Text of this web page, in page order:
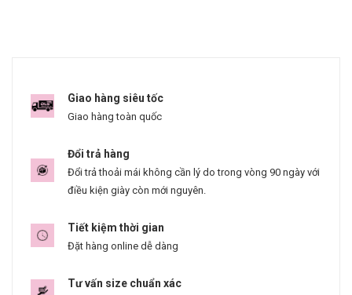
Giao hàng siêu tốc
Giao hàng toàn quốc
Đổi trả hàng
Đổi trả thoải mái không cần lý do trong vòng 90 ngày với
điều kiện giày còn mới nguyên.
Tiết kiệm thời gian
Đặt hàng online dễ dàng
Tư vấn size chuẩn xác